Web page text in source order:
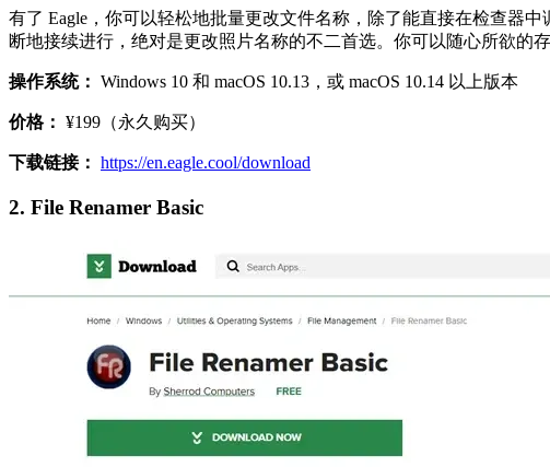
有了 Eagle，你可以轻松地批量更改文件名称，除了能直接在检查器
断地接续进行，绝对是更改照片名称的不二首选。你可以随心所欲的
操作系统： Windows 10 和 macOS 10.13，或 macOS 10.14 以上版本
价格： ¥199（永久购买）
下载链接： https://en.eagle.cool/download
2. File Renamer Basic